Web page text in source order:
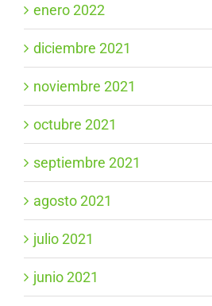
enero 2022
diciembre 2021
noviembre 2021
octubre 2021
septiembre 2021
agosto 2021
julio 2021
junio 2021